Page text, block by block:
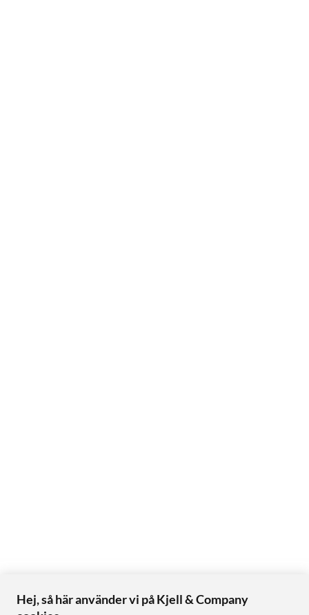
Hej, så här använder vi på Kjell & Company